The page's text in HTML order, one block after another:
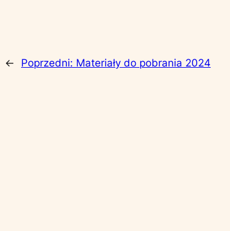
← Poprzedni: Materiały do pobrania 2024